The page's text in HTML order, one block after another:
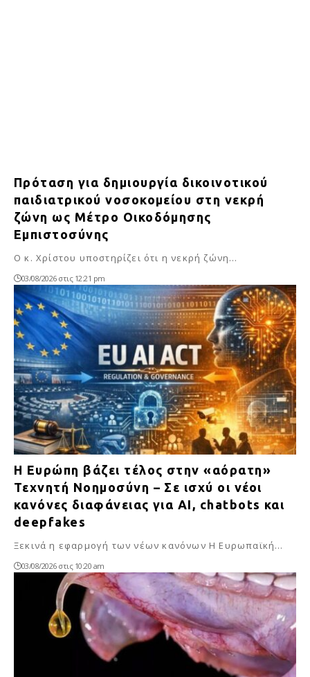
Πρόταση για δημιουργία δικοινοτικού
παιδιατρικού νοσοκομείου στη νεκρή
ζώνη ως Μέτρο Οικοδόμησης
Εμπιστοσύνης
Ο κ. Χρίστου υποστηρίζει ότι η νεκρή ζώνη…
03/08/2026 στις 12:21 pm
Η Ευρώπη βάζει τέλος στην «αόρατη»
Τεχνητή Νοημοσύνη – Σε ισχύ οι νέοι
κανόνες διαφάνειας για AI, chatbots και
deepfakes
Ξεκινά η εφαρμογή των νέων κανόνων Η Ευρωπαϊκή…
03/08/2026 στις 10:20 am